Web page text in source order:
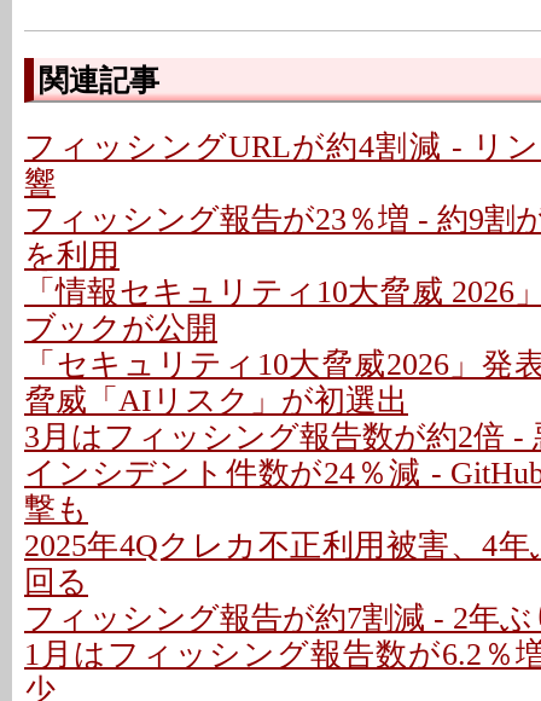
関連記事
フィッシングURLが約4割減 - リ
響
フィッシング報告が23％増 - 約9割
を利用
「情報セキュリティ10大脅威 2026
ブックが公開
「セキュリティ10大脅威2026」発
脅威「AIリスク」が初選出
3月はフィッシング報告数が約2倍 -
インシデント件数が24％減 -
撃も
2025年4Qクレカ不正利用被害、4
回る
フィッシング報告が約7割減 - 2年
1月はフィッシング報告数が6.2％
少